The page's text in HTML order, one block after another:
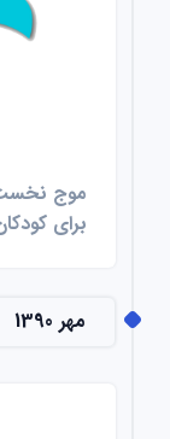
موج نخست
برای
مهر 1390